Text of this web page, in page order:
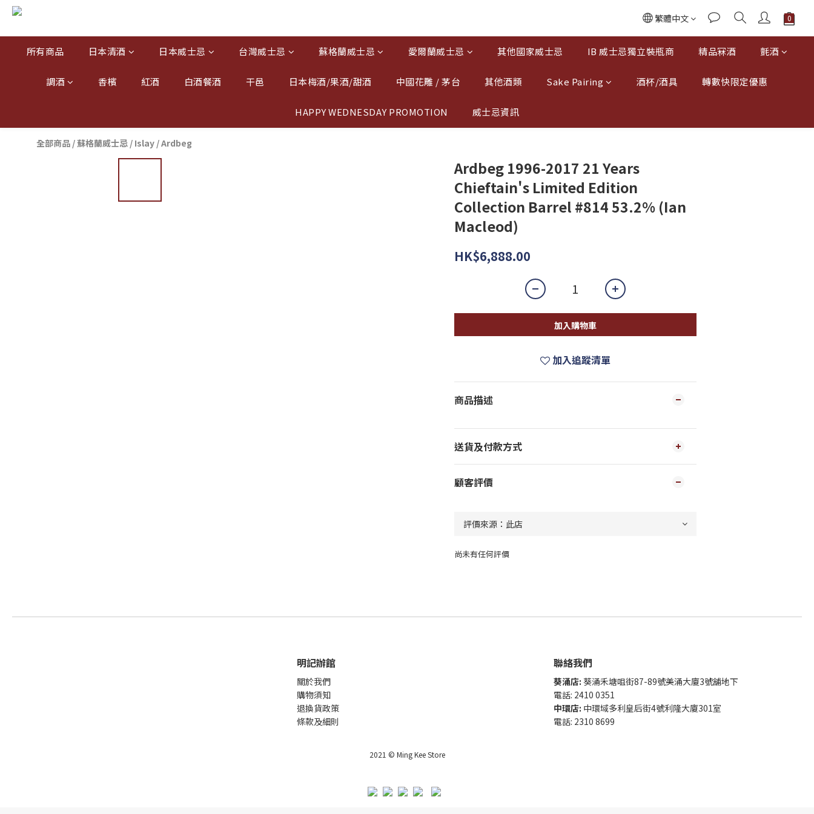
繁體中文
所有商品 日本清酒 日本威士忌 台灣威士忌 蘇格蘭威士忌 愛爾蘭威士忌 其他國家威士忌 IB 威士忌獨立裝瓶商 精品冧酒 氈酒
調酒 香檳 紅酒 白酒餐酒 干邑 日本梅酒/果酒/甜酒 中國花雕 / 茅台 其他酒類 Sake Pairing 酒杯/酒具 轉數快限定優惠
HAPPY WEDNESDAY PROMOTION 威士忌資訊
全部商品 /蘇格蘭威士忌 / Islay /Ardbeg
Ardbeg 1996-2017 21 Years
Chieftain's Limited Edition
Collection Barrel #814 53.2% (Ian
Macleod)
HK$6,888.00
加入購物車
加入追蹤清單
商品描述
送貨及付款方式
顧客評價
尚未有任何評價
明記辦館
關於我們
購物須知
退換貨政策
條款及細則
聯絡我們
葵涌店: 葵涌禾塘咀街87-89號美涌大廈3號舖地下
電話: 2410 0351
中環店: 中環域多利皇后街4號利隆大廈301室
電話: 2310 8699
2021 © Ming Kee Store